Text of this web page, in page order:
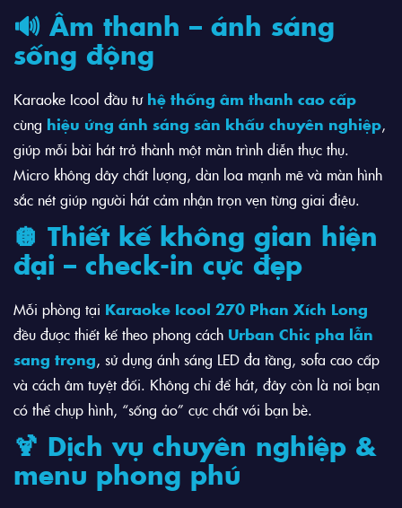
🔊 Âm thanh – ánh sáng
sống động
Karaoke Icool đầu tư hệ thống âm thanh cao cấp
cùng hiệu ứng ánh sáng sân khấu chuyên nghiệp,
giúp mỗi bài hát trở thành một màn trình diễn thực thụ.
Micro không dây chất lượng, dàn loa mạnh mẽ và màn hình
sắc nét giúp người hát cảm nhận trọn vẹn từng giai điệu.
🪩 Thiết kế không gian hiện
đại – check-in cực đẹp
Mỗi phòng tại Karaoke Icool 270 Phan Xích Long
đều được thiết kế theo phong cách Urban Chic pha lẫn
sang trọng, sử dụng ánh sáng LED đa tầng, sofa cao cấp
và cách âm tuyệt đối. Không chỉ để hát, đây còn là nơi bạn
có thể chụp hình, “sống ảo” cực chất với bạn bè.
🍹 Dịch vụ chuyên nghiệp &
menu phong phú